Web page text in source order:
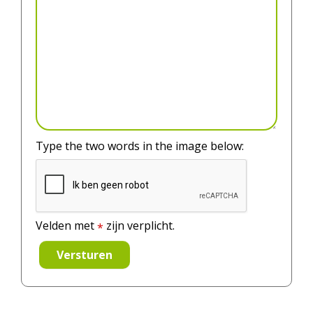
Type the two words in the image below:
Velden met* zijn verplicht.